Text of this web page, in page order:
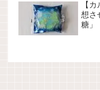
【
想さ
糖」